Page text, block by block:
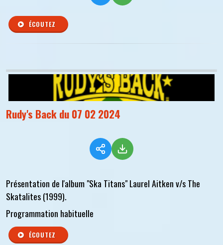
ÉCOUTEZ
Rudy's Back du 07 02 2024
Présentation de l'album "Ska Titans" Laurel Aitken v/s The
Skatalites (1999).
Programmation habituelle
ÉCOUTEZ